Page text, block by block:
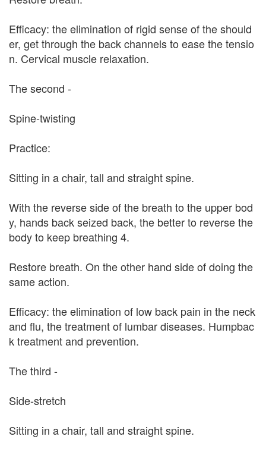
Efficacy: the elimination of rigid sense of the should
er, get through the back channels to ease the tensio
n. Cervical muscle relaxation.
The second -
Spine-twisting
Practice:
Sitting in a chair, tall and straight spine.
With the reverse side of the breath to the upper bod
y, hands back seized back, the better to reverse the
body to keep breathing 4.
Restore breath. On the other hand side of doing the
same action.
Efficacy: the elimination of low back pain in the neck
and flu, the treatment of lumbar diseases. Humpbac
k treatment and prevention.
The third -
Side-stretch
Sitting in a chair, tall and straight spine.